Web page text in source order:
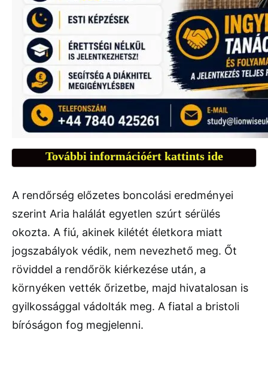
További információért kattints ide
A rendőrség előzetes boncolási eredményei
szerint Aria halálát egyetlen szúrt sérülés
okozta. A fiú, akinek kilétét életkora miatt
jogszabályok védik, nem nevezhető meg. Őt
röviddel a rendőrök kiérkezése után, a
környéken vették őrizetbe, majd hivatalosan is
gyilkossággal vádolták meg. A fiatal a bristoli
bíróságon fog megjelenni.